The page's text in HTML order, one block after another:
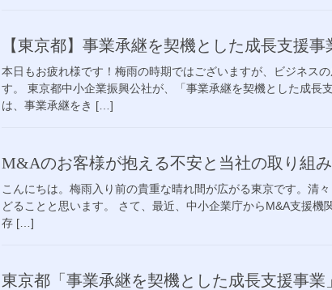
【東京都】事業承継を契機とした成長支援事
本日もお疲れ様です！梅雨の時期ではございますが、ビジネス
す。 東京都中小企業振興公社が、「事業承継を契機とした成長
は、事業承継をき […]
M&Aのお客様が抱える不安と当社の取り組み
こんにちは。梅雨入り前の貴重な晴れ間が広がる東京です。清
どることと思います。 さて、最近、中小企業庁からM&A支援
存 […]
東京都「事業承継を契機とした成長支援事業